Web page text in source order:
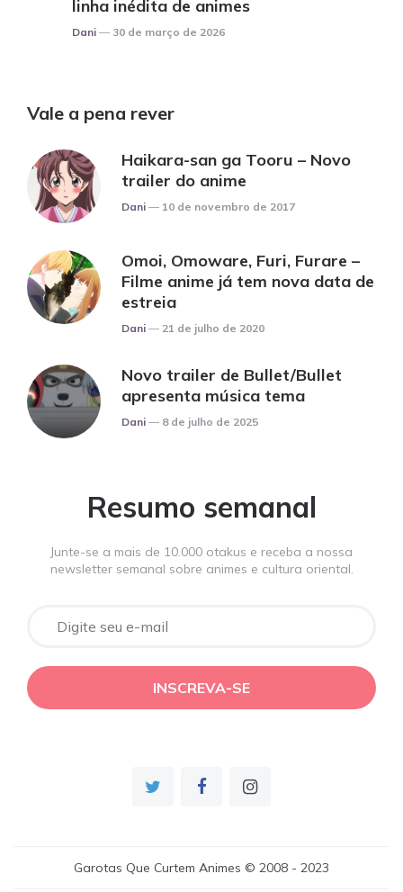
linha inédita de animes
Posted
Dani 30 de março de 2026
Vale a pena rever
Haikara-san ga Tooru – Novo
trailer do anime
Posted
Dani 10 de novembro de 2017
Omoi, Omoware, Furi, Furare –
Filme anime já tem nova data de
estreia
Posted
Dani 21 de julho de 2020
Novo trailer de Bullet/Bullet
apresenta música tema
Posted
Dani 8 de julho de 2025
Resumo semanal
Junte-se a mais de 10.000 otakus e receba a nossa
newsletter semanal sobre animes e cultura oriental.
Garotas Que Curtem Animes © 2008 - 2023